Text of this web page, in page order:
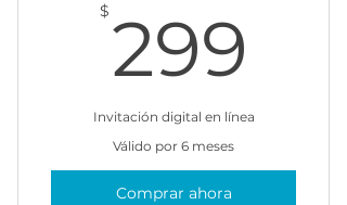
$ 299
Invitación digital en línea
Válido por 6 meses
Comprar ahora